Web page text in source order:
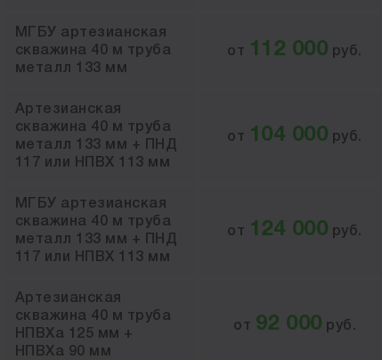
МГБУ артезианская
скважина 40 м труба
металл 133 мм
от 112 000 руб.
Артезианская
скважина 40 м труба
металл 133 мм + ПНД
117 или НПВХ 113 мм
от 104 000 руб.
МГБУ артезианская
скважина 40 м труба
металл 133 мм + ПНД
117 или НПВХ 113 мм
от 124 000 руб.
Артезианская
скважина 40 м труба
НПВХа 125 мм +
НПВХа 90 мм
от 92 000 руб.